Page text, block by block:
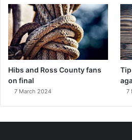
Hibs and Ross County fans
on final
7 March 2024 7